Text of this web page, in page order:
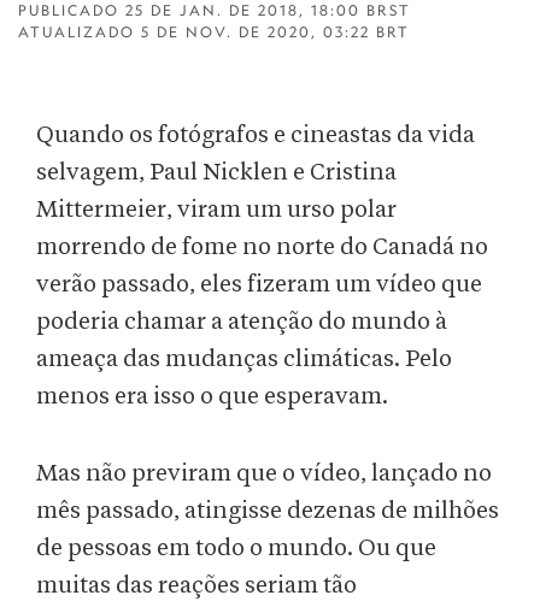
PUBLICADO 25 DE JAN. DE 2018, 18:00 BRST
ATUALIZADO 5 DE NOV. DE 2020, 03:22 BRT
Quando os fotógrafos e cineastas da vida
selvagem, Paul Nicklen e Cristina
Mittermeier, viram um urso polar
morrendo de fome no norte do Canadá no
verão passado, eles fizeram um vídeo que
poderia chamar a atenção do mundo à
ameaça das mudanças climáticas. Pelo
menos era isso o que esperavam.
Mas não previram que o vídeo, lançado no
mês passado, atingisse dezenas de milhões
de pessoas em todo o mundo. Ou que
muitas das reações seriam tão